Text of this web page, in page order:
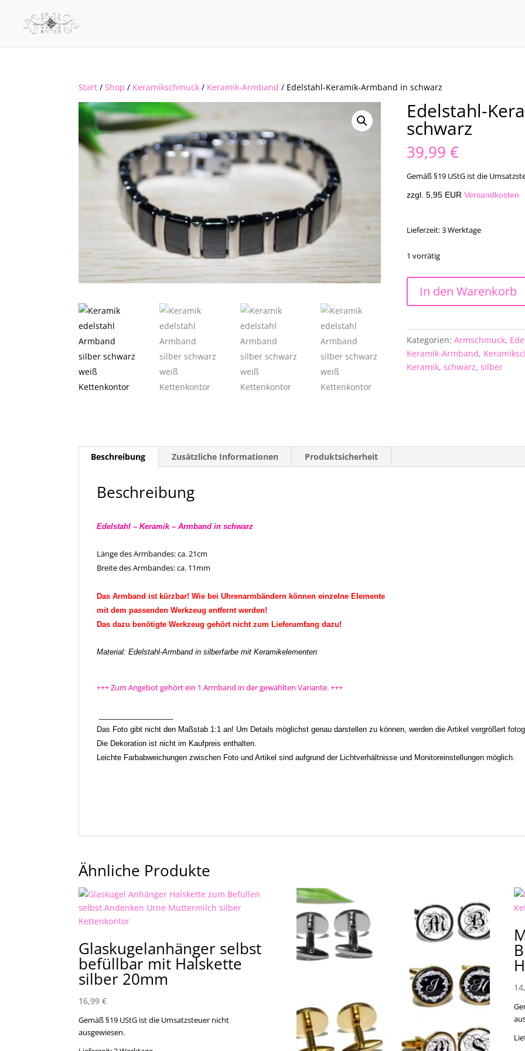
Start /Shop / Keramikschmuck / Keramik-Armband / Edelstahl-Keramik-Armband in schwarz
Edelstahl-
schwarz
39,99 €
Gemäß §19 UStG ist die
zzgl. 5,95 EUR Versandkosten
Lieferzeit:3 Werktage
1 vorrätig
Keramik-
Armband
schwarz
Menge
In den Warenkorb
Kategorien: Armschmuck,
Keramik-Armband,
Keramik, schwarz, silber
Beschreibung Zusätzliche Informationen Produktsicherheit
Beschreibung
Edelstahl – Keramik – Armband in schwarz
Länge des Armbandes: ca. 21cm
Breite des Armbandes: ca. 11mm
Das Armband ist kürzbar! Wie bei Uhrenarmbändern können einzelne Elemente
mit dem passenden Werkzeug entfernt werden!
Das dazu benötigte Werkzeug gehört nicht zum Lieferumfang dazu!
Material: Edelstahl-Armband in silberfarbe mit Keramikelementen
+++ Zum Angebot gehört ein 1 Armband in der gewählten Variante.+++
Das Foto gibt nicht den Maßstab 1:1 an! Um Details möglichst genau darstellen zu können, werden die Artikel vergrößert
Die Dekoration ist nicht im Kaufpreis enthalten.
Leichte Farbabweichungen zwischen Foto und Artikel sind aufgrund der Lichtverhältnisse und Monitoreinstellungen möglich.
Ähnliche Produkte
Glaskugelanhänger selbst
befüllbar mit Halskette
silber 20mm
16,99€
Gemäß §19 UStG ist die Umsatzsteuer nicht
ausgewiesen.